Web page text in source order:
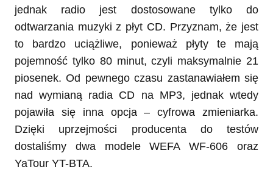
jednak radio jest dostosowane tylko do
odtwarzania muzyki z płyt CD. Przyznam, że jest
to bardzo uciążliwe, ponieważ płyty te mają
pojemność tylko 80 minut, czyli maksymalnie 21
piosenek. Od pewnego czasu zastanawiałem się
nad wymianą radia CD na MP3, jednak wtedy
pojawiła się inna opcja – cyfrowa zmieniarka.
Dzięki uprzejmości producenta do testów
dostaliśmy dwa modele WEFA WF-606 oraz
YaTour YT-BTA.